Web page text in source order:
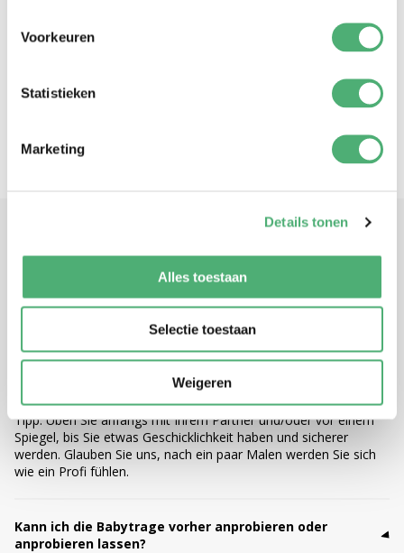
Voorkeuren
Statistieken
Marketing
Details tonen
Alles toestaan
Selectie toestaan
Weigeren
FAQ
Kann ich die Babytrage auch alleine anziehen?
Ja, alle ByKay Tragesitze sind für Eltern gedacht, die oft allein
mit ihrem Baby unterwegs sind. Mit ein wenig Übung (und
unserenAnleitungsvideos) schaffen Sie es im Handumdrehen.
Tipp: Üben Sie anfangs mit Ihrem Partner und/oder vor einem
Spiegel, bis Sie etwas Geschicklichkeit haben und sicherer
werden. Glauben Sie uns, nach ein paar Malen werden Sie sich
wie ein Profi fühlen.
Kann ich die Babytrage vorher anprobieren oder
anprobieren lassen?